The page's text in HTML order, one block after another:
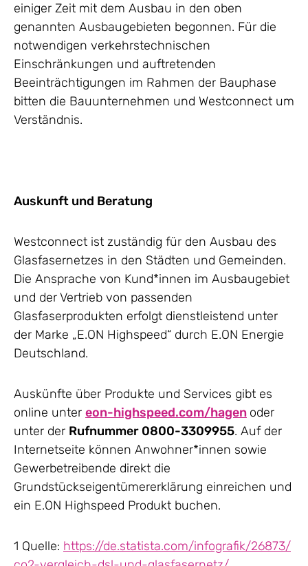
einiger Zeit mit dem Ausbau in den oben
genannten Ausbaugebieten begonnen. Für die
notwendigen verkehrstechnischen
Einschränkungen und auftretenden
Beeinträchtigungen im Rahmen der Bauphase
bitten die Bauunternehmen und Westconnect um
Verständnis.
Auskunft und Beratung
Westconnect ist zuständig für den Ausbau des
Glasfasernetzes in den Städten und Gemeinden.
Die Ansprache von Kund*innen im Ausbaugebiet
und der Vertrieb von passenden
Glasfaserprodukten erfolgt dienstleistend unter
der Marke „E.ON Highspeed“ durch E.ON Energie
Deutschland.
Auskünfte über Produkte und Services gibt es
online unter eon-highspeed.com/hagen oder
unter der Rufnummer 0800-3309955. Auf der
Internetseite können Anwohner*innen sowie
Gewerbetreibende direkt die
Grundstückseigentümererklärung einreichen und
ein E.ON Highspeed Produkt buchen.
1 Quelle: https://de.statista.com/infografik/26873/